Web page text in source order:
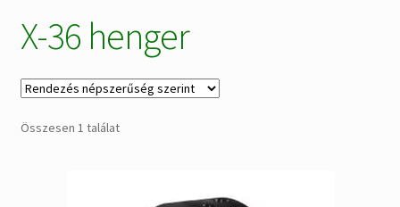
Alkatrészek
X-36 henger
Összesen 1 találat